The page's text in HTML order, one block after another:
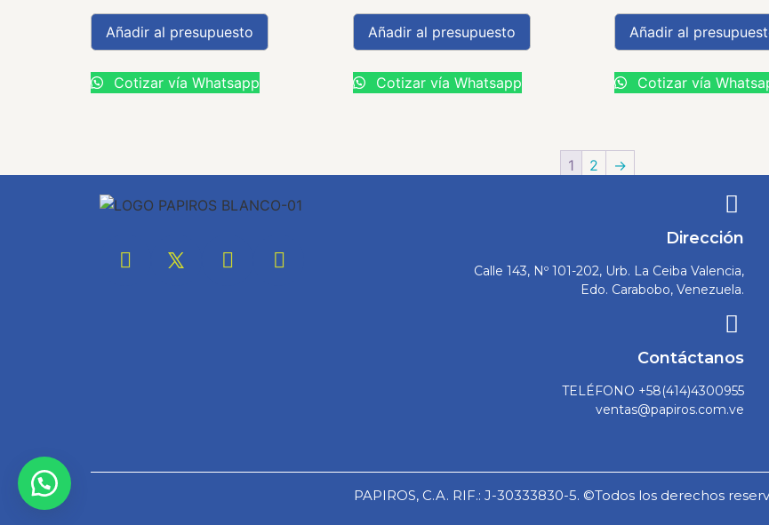
Añadir al presupuesto
Cotizar vía Whatsapp
Añadir al presupuesto
Cotizar vía Whatsapp
Añadir al
Cotizar vía
1 2 →
Dirección
Calle 143, Nº 101-202, Urb. La Ceiba Valencia,
Edo. Carabobo, Venezuela.
Contáctanos
TELÉFONO +58(414)4300955
ventas@papiros.com.ve
PAPIROS, C.A. RIF.: J-30333830-5. ©Todos los derechos